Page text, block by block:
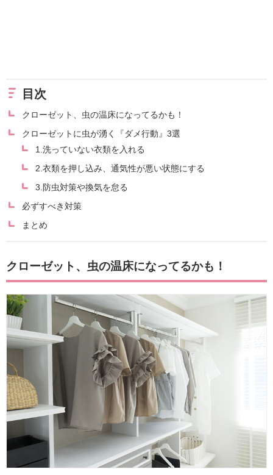
目次
クローゼット、虫の温床になってるかも！
クローゼットに虫が湧く『ダメ行動』3選
1.洗っていない衣類を入れる
2.衣類を押し込み、通気性が悪い状態にする
3.防虫対策や換気を怠る
必ずすべき対策
まとめ
クローゼット、虫の温床になってるかも！